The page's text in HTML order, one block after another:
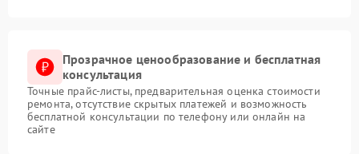
Прозрачное ценообразование и бесплатная
консультация
Точные прайс-листы, предварительная оценка стоимости
ремонта, отсутствие скрытых платежей и возможность
бесплатной консультации по телефону или онлайн на
сайте